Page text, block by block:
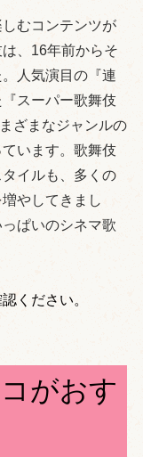
むコンテンツが
、16年前からそ
人気演目の『連
スーパー歌舞伎
ざまなジャンルの
います。歌舞伎
イルも、多くの
やしてきまし
ぱいのシネマ歌
ください。
がおす